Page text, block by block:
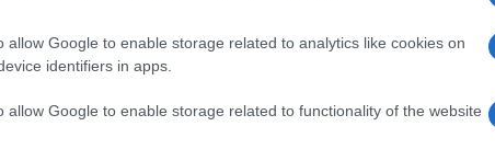
allow Google to enable storage related to analytics like cookies on
identifiers in apps.
allow Google to enable storage related to functionality of the website
Truss ha sostenuto la campagna di Boris
Stato per il commercio internazionale e